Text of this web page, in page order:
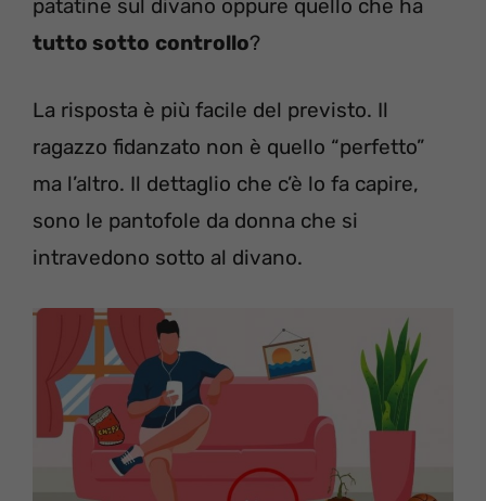
patatine sul divano oppure quello che ha
tutto sotto controllo?
La risposta è più facile del previsto. Il
ragazzo fidanzato non è quello “perfetto”
ma l’altro. Il dettaglio che c’è lo fa capire,
sono le pantofole da donna che si
intravedono sotto al divano.